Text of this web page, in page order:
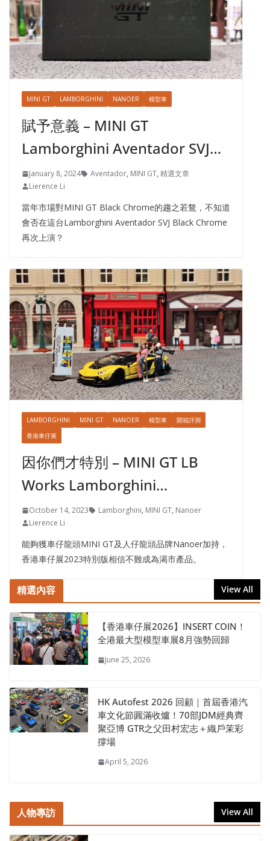
MINI GT LAMBORGHINI NANOER 模型車
賦予意義 – MINI GT
Lamborghini Aventador SVJ…
January 8, 2024 Aventador, MINI GT, 精選文章
Lierence Li
當年市場對MINI GT Black Chrome的趨之若鶩，不知道
會否在這台Lamborghini Aventador SVJ Black Chrome
再次上演？
LAMBORGHINI MINI GT NANOER 模型車
開箱評測
香港車仔展
因你們才特別 – MINI GT LB
Works Lamborghini…
October 14, 2023 Lamborghini, MINI GT, Nanoer
Lierence Li
能夠獲車仔龍頭MINI GT及人仔龍頭品牌Nanoer加持，
香港車仔展2023特別版相信不難成為渴市產品。
精選內容 View All
【香港車仔展2026】INSERT COIN！
全港最大型模型車展8月強勢回歸
June 25, 2026
HK Autofest 2026 回顧｜首屆香港汽
車文化節圓滿收爐！70部JDM經典齊
聚亞博 GTR之父田村宏志＋織戶茉彩
撐場
April 5, 2026
人物專訪 View All